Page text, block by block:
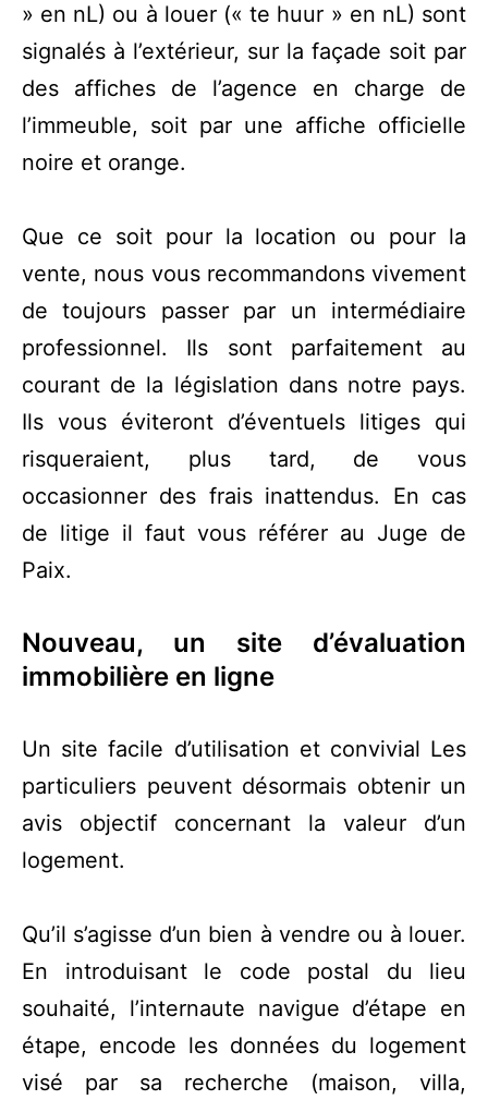
» en nL) ou à louer (« te huur » en nL) sont
signalés à l’extérieur, sur la façade soit par
des affiches de l’agence en charge de
l’immeuble, soit par une affiche officielle
noire et orange.
Que ce soit pour la location ou pour la
vente, nous vous recommandons vivement
de toujours passer par un intermédiaire
professionnel. Ils sont parfaitement au
courant de la législation dans notre pays.
Ils vous éviteront d’éventuels litiges qui
risqueraient, plus tard, de vous
occasionner des frais inattendus. En cas
de litige il faut vous référer au Juge de
Paix.
Nouveau, un site d’évaluation
immobilière en ligne
Un site facile d’utilisation et convivial Les
particuliers peuvent désormais obtenir un
avis objectif concernant la valeur d’un
logement.
Qu’il s’agisse d’un bien à vendre ou à louer.
En introduisant le code postal du lieu
souhaité, l’internaute navigue d’étape en
étape, encode les données du logement
visé par sa recherche (maison, villa,